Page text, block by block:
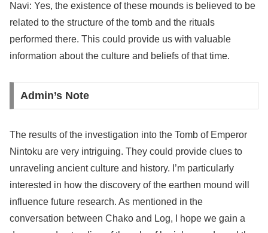
Navi: Yes, the existence of these mounds is believed to be
related to the structure of the tomb and the rituals
performed there. This could provide us with valuable
information about the culture and beliefs of that time.
Admin’s Note
The results of the investigation into the Tomb of Emperor
Nintoku are very intriguing. They could provide clues to
unraveling ancient culture and history. I’m particularly
interested in how the discovery of the earthen mound will
influence future research. As mentioned in the
conversation between Chako and Log, I hope we gain a